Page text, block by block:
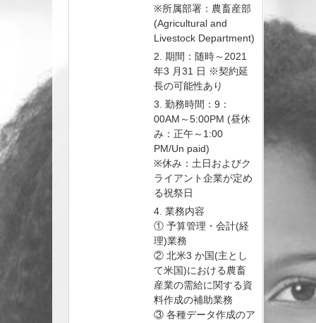
※所属部署：農畜産部
(Agricultural and
Livestock Department)
2. 期間：随時～2021
年3 月31 日 ※契約延
長の可能性あり
3. 勤務時間：9：
00AM～5:00PM (昼休
み：正午～1:00
PM/Un paid)
※休み：土日およびク
ライアント企業が定め
る祝祭日
4. 業務内容
① 予算管理・会計(経
理)業務
② 北米3 か国(主とし
て米国)における農畜
産業の需給に関する資
料作成の補助業務
③ 各種データ作成のア